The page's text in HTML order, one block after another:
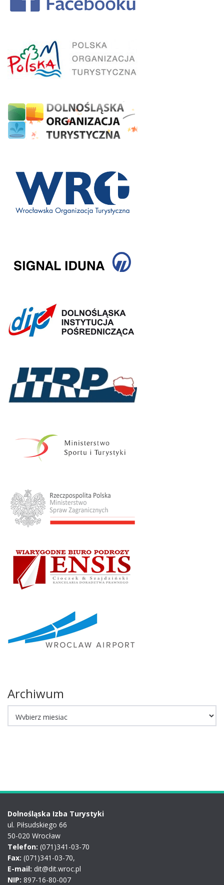
Archiwum
Dolnośląska Izba Turystyki
ul. Piłsudskiego 66
50-020 Wrocław
Telefon: (071)341-03-70
Fax: (071)341-03-70,
E-mail: dit@dit.wroc.pl
NIP: 897-16-80-007